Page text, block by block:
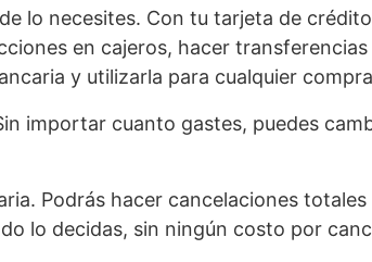
lo necesites. Con tu tarjeta de
en cajeros, hacer
y utilizarla para cualquier
importar cuanto gastes, puedes
Podrás hacer cancelaciones
lo decidas, sin ningún costo por